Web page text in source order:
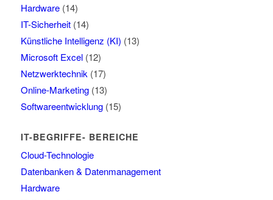
Hardware(14)
IT-Sicherheit(14)
Künstliche Intelligenz (KI) (13)
Microsoft Excel(12)
Netzwerktechnik (17)
Online-Marketing(13)
Softwareentwicklung(15)
IT-BEGRIFFE- BEREICHE
Cloud-Technologie
Datenbanken & Datenmanagement
Hardware